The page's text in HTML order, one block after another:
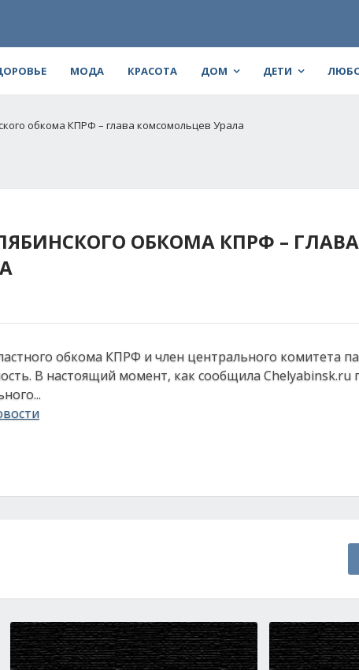
МОДА КРАСОТА ДОМ ДЕТИ
обкома КПРФ – глава комсомольцев Урала
ОБКОМА КПРФ – ГЛАВА
обкома КПРФ и член центрального комитета
В настоящий момент, как сообщила Chelyabinsk.ru